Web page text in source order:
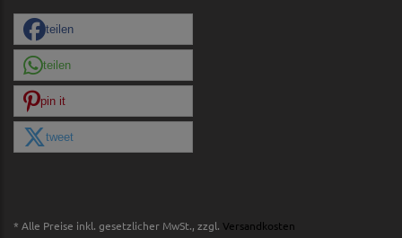
teilen
teilen
pin it
tweet
* Alle Preise inkl. gesetzlicher MwSt., zzgl. Versandkosten